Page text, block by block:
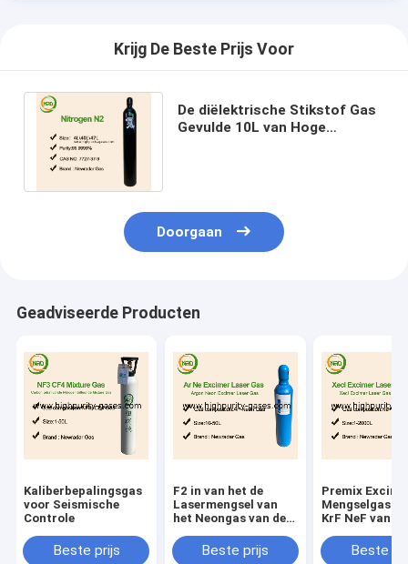
Krijg De Beste Prijs Voor
De diëlektrische Stikstof Gas
Gevulde 10L van Hoge
Doorgaan
Geadviseerde Producten
Kaliberbepalingsgas
voor Seismische
Controle
Beste prijs
F2 in van het de
Lasermengsel van
het Neongas van de
cilindergas
Beste prijs
Premix
Mengselgas
KrF NeF van
Beste